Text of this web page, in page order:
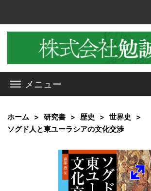
メニュー
ホーム 研究書 歴史
世界史
ソグド人と東ユーラシアの文化交渉